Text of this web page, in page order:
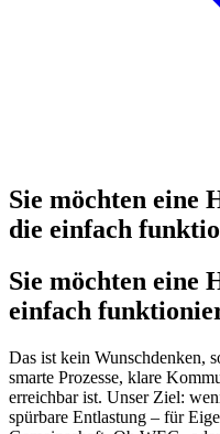
Sie möchten eine
die einfach
Sie möchten eine
einfach
Das ist kein Wunschdenken,
smarte Prozesse, klare
erreichbar ist. Unser Ziel:
spürbare Entlastung – für